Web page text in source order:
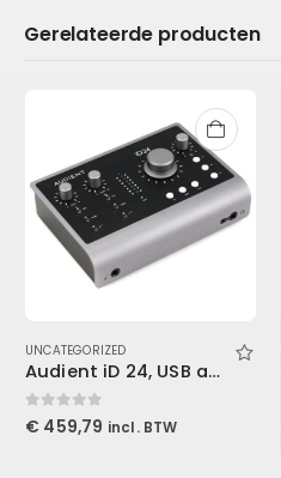
Gerelateerde producten
UNCATEGORIZED
Audient iD 24, USB audio interface
0out of 5
€ 459,79 incl. BTW